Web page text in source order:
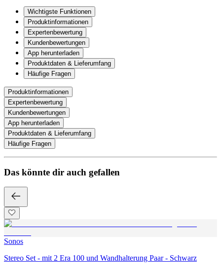
Wichtigste Funktionen
Produktinformationen
Expertenbewertung
Kundenbewertungen
App herunterladen
Produktdaten & Lieferumfang
Häufige Fragen
Produktinformationen
Expertenbewertung
Kundenbewertungen
App herunterladen
Produktdaten & Lieferumfang
Häufige Fragen
Das könnte dir auch gefallen
Sonos
Stereo Set - mit 2 Era 100 und Wandhalterung Paar - Schwarz